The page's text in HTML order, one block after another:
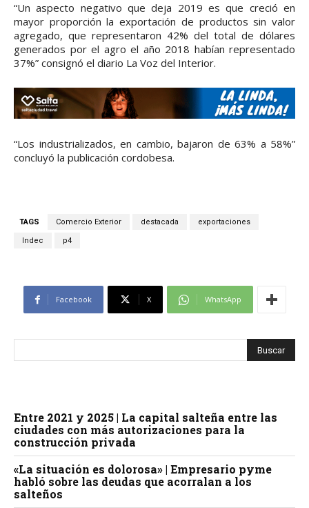
“Un aspecto negativo que deja 2019 es que creció en
mayor proporción la exportación de productos sin valor
agregado, que representaron 42% del total de dólares
generados por el agro el año 2018 habían representado
37%” consignó el diario La Voz del Interior.
“Los industrializados, en cambio, bajaron de 63% a 58%”
concluyó la publicación cordobesa.
TAGS Comercio Exterior destacada exportaciones
Indec p4
Facebook X WhatsApp
Entre 2021 y 2025 | La capital salteña entre las
ciudades con más autorizaciones para la
construcción privada
«La situación es dolorosa» | Empresario pyme
habló sobre las deudas que acorralan a los
salteños